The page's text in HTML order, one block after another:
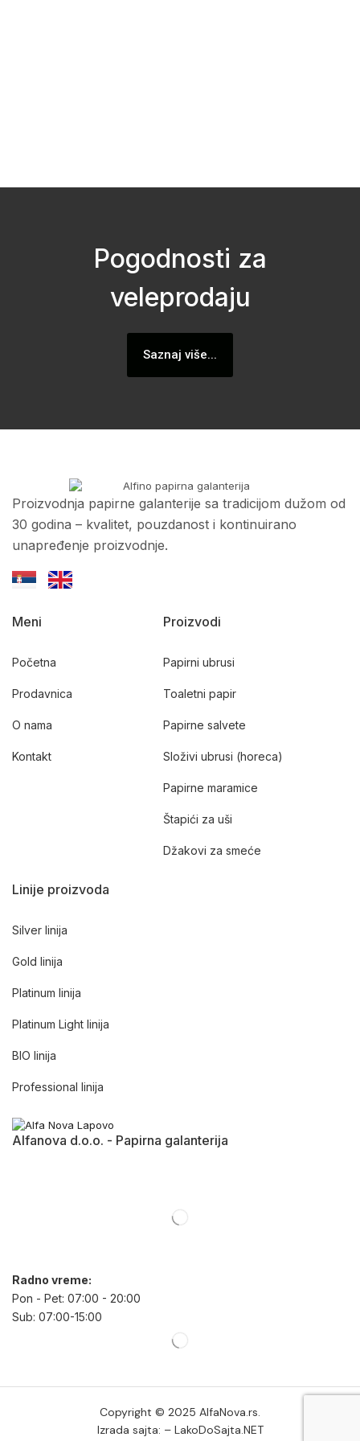
Pogodnosti za
veleprodaju
Saznaj više...
Proizvodnja papirne galanterije sa tradicijom dužom od
30 godina – kvalitet, pouzdanost i kontinuirano
unapređenje proizvodnje.
Meni
Početna
Prodavnica
O nama
Kontakt
Proizvodi
Papirni ubrusi
Toaletni papir
Papirne salvete
Složivi ubrusi (horeca)
Papirne maramice
Štapići za uši
Džakovi za smeće
Linije proizvoda
Silver linija
Gold linija
Platinum linija
Platinum Light linija
BIO linija
Professional linija
Alfanova d.o.o. - Papirna galanterija
Radno vreme:
Pon - Pet: 07:00 - 20:00
Sub: 07:00-15:00
Copyright © 2025 AlfaNova.rs.
Izrada sajta: – LakoDoSajta.NET